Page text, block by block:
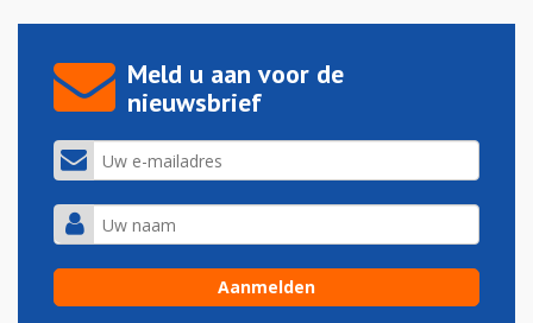
Meld u aan voor de
nieuwsbrief